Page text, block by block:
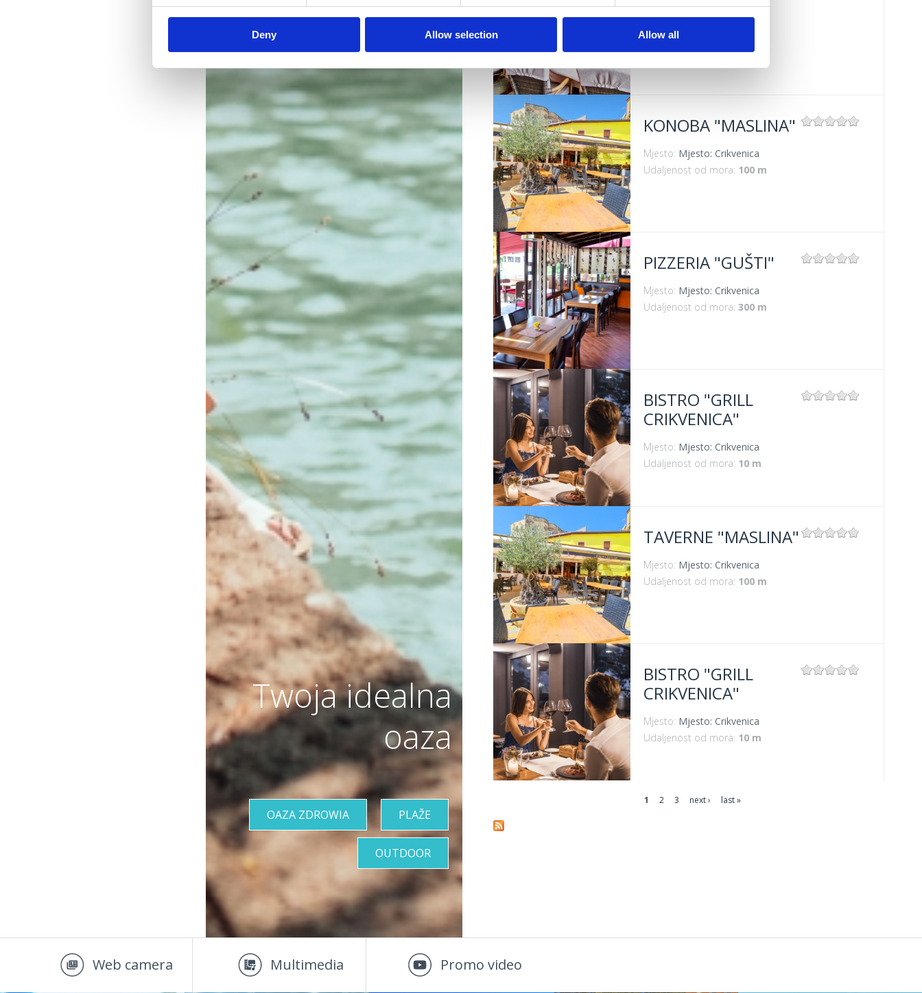
Deny Allow selection Allow all
Mjesto:Mjesto: Jadranovo
Udaljenost od mora:
VIŠE INFORMACIJA
KONOBA "MASLINA"
Mjesto: Mjesto: Crikvenica
Udaljenost od mora: 100 m
VIŠE INFORMACIJA
PIZZERIA "GUŠTI"
Mjesto: Mjesto: Crikvenica
Udaljenost od mora: 300 m
BISTRO "GRILL
CRIKVENICA"
Mjesto: Mjesto: Crikvenica
Udaljenost od mora: 10 m
VIŠE INFORMACIJA
TAVERNE "MASLINA"
Mjesto: Mjesto: Crikvenica
Udaljenost od mora: 100 m
VIŠE INFORMACIJA
BISTRO "GRILL
CRIKVENICA"
Mjesto: Mjesto: Crikvenica
Udaljenost od mora: 10 m
1 2 3 next › last »
Twoja idealna
oaza
PLAŽE
OAZA ZDROWIA
OUTDOOR
Web camera Multimedia Promo video